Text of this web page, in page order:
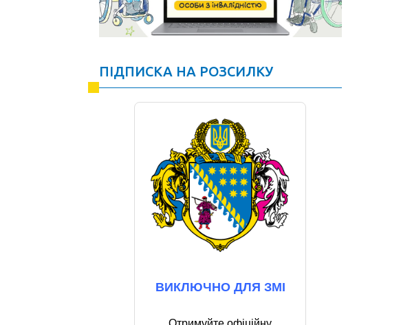
ПІДПИСКА НА РОЗСИЛКУ
ВИКЛЮЧНО ДЛЯ ЗМІ